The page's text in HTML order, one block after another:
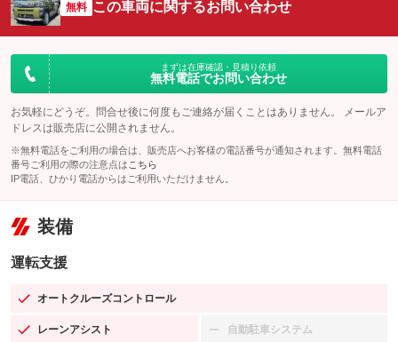
無料 この車両に関するお問い合わせ
まずは在庫確認・見積り依頼
無料電話でお問い合わせ
お気軽にどうぞ。問合せ後に何度もご連絡が届くことはありません。 メールア
ドレスは販売店に公開されません。
※無料電話をご利用の場合は、販売店へお客様の電話番号が通知されます。無料電話
番号ご利用の際の注意点は こちら
IP電話、ひかり電話からはご利用いただけません。
装備
運転支援
オートクルーズコントロール
：装備あり
レーンアシスト
：装備あり 自動駐車システム
：装備なし